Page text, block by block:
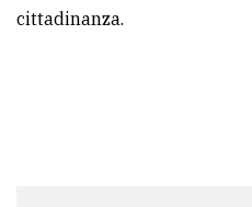
cittadinanza.